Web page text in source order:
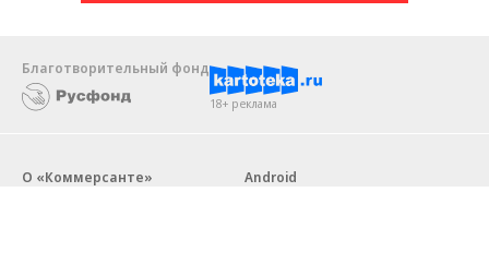
Благотворительный фонд
18+ реклама
О «Коммерсанте»
Android